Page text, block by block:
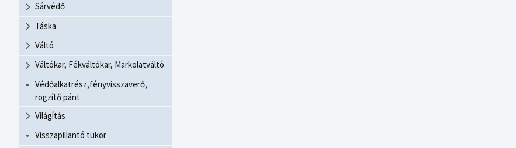
Sárvédő
Táska
Váltó
Váltókar, Fékváltókar, Markolatváltó
Védőalkatrész,fényvisszaverő,
rögzítő pánt
Világítás
Visszapillantó tükör